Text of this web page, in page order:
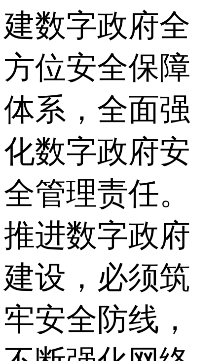
建数字政府全
方位安全保障
体系，全面强
化数字政府安
全管理责任。
推进数字政府
建设，必须筑
牢安全防线，